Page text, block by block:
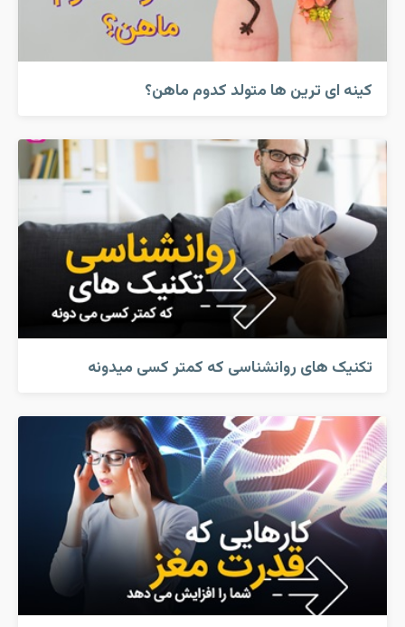
کینه ای ترین ها متولد کدوم ماهن؟
تکنیک های روانشناسی که کمتر کسی میدونه